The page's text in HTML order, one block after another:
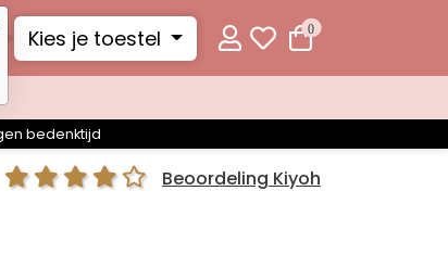
Kies je toestel 0
bedenktijd
Beoordeling Kiyoh